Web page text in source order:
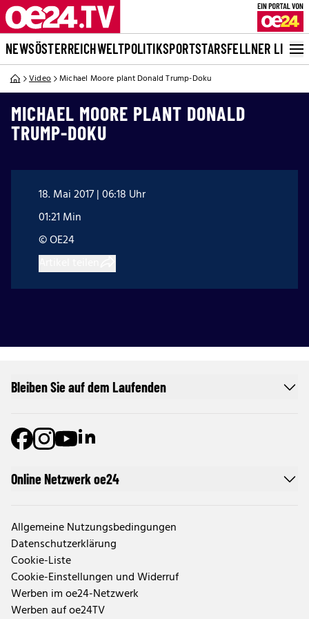
NEWSÖSTERREICHWELTPOLITIKSPORTSTARSFELLNER LIVE
Video Michael Moore plant Donald Trump-Doku
MICHAEL MOORE PLANT DONALD
TRUMP-DOKU
18. Mai 2017 | 06:18 Uhr
01:21 Min
© OE24
Online Netzwerk oe24
Allgemeine Nutzungsbedingungen
Datenschutzerklärung
Cookie-Liste
Cookie-Einstellungen und Widerruf
Werben im oe24-Netzwerk
Werben auf oe24TV
Bleiben Sie auf dem Laufenden